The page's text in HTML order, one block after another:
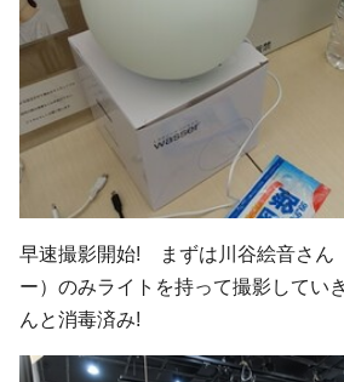
早速撮影開始! まずは川谷絵音さん
ー）のみライトを持って撮影してい
んと消毒済み!